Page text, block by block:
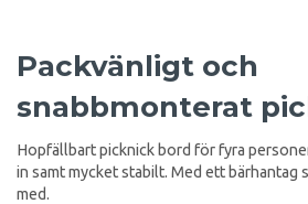
Packvänligt och
snabbmonterat
Hopfällbart picknick bord för fyra
in samt mycket stabilt. Med ett bärhantag
med.